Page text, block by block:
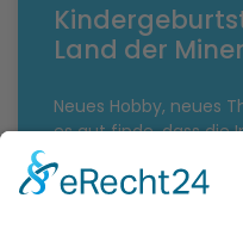
Land der
Neues Hobby, neues
es gut finde, dass die